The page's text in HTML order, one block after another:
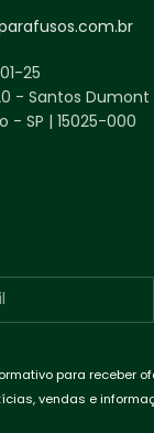
25
- Santos Dumont
- SP | 15025-000
para receber
vendas e